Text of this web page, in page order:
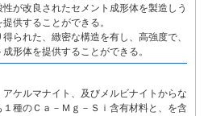
が改良されたセメント成形体を製造しう
供することができる。
られた、緻密な構造を有し、高強度で、
形体を提供することができる。
ケルマナイト、及びメルビナイトからな
種のＣａ－Ｍｇ－Ｓｉ含有材料と、を含